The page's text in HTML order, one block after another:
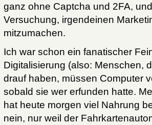
ganz ohne Captcha und 2FA,
Versuchung, irgendeinen
mitzumachen.
Ich war schon ein fanatischer
Digitalisierung (also: Menschen,
drauf haben, müssen Computer
sobald sie wer erfunden hatte.
hat heute morgen viel Nahrung
nein, nur weil der